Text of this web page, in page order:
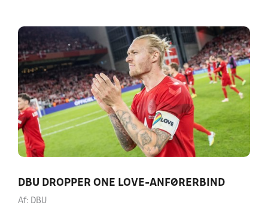
DBU DROPPER ONE LOVE-ANFØRERBIND
Af: DBU